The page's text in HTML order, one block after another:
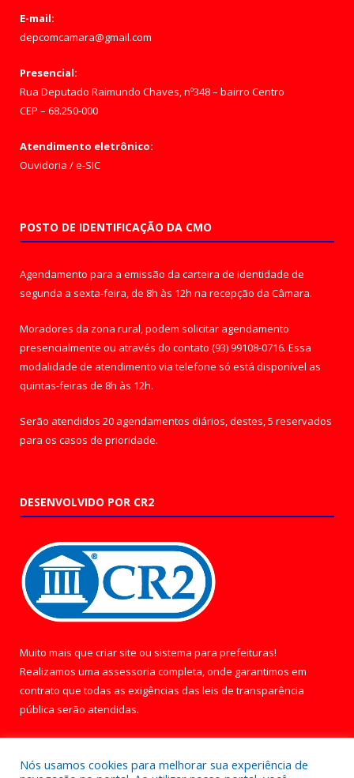
E-mail:
depcomcamara@gmail.com
Presencial:
Rua Deputado Raimundo Chaves, nº348 – bairro Centro
CEP – 68.250-000
Atendimento eletrônico:
Ouvidoria /e-SIC
POSTO DE IDENTIFICAÇÃO DA CMO
Agendamento para a emissão da carteira de identidade de
segunda a sexta-feira, de 8h às 12h na recepção da Câmara.
Moradores da zona rural, podem solicitar agendamento
presencialmente ou através do contato (93) 99108-0716. Essa
modalidade de atendimento via telefone só está disponível as
quintas-feiras de 8h às 12h.
Serão atendidos 20 agendamentos diários, destes, 5 reservados
para os casos de prioridade.
DESENVOLVIDO POR CR2
Muito mais que criar site ou sistema para prefeituras!
Realizamos uma assessoria completa, onde garantimos em
contrato que todas as exigências das leis de transparência
pública serão atendidas.
Nós usamos cookies para melhorar sua experiência de